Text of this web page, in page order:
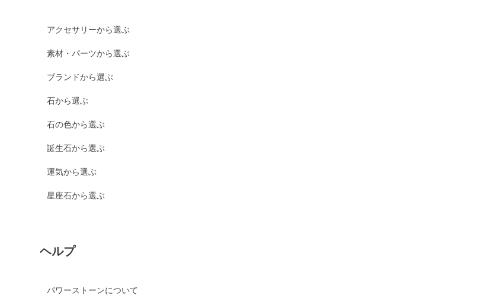
アクセサリーから選ぶ
素材・パーツから選ぶ
ブランドから選ぶ
石から選ぶ
石の色から選ぶ
誕生石から選ぶ
運気から選ぶ
星座石から選ぶ
ヘルプ
パワーストーンについて